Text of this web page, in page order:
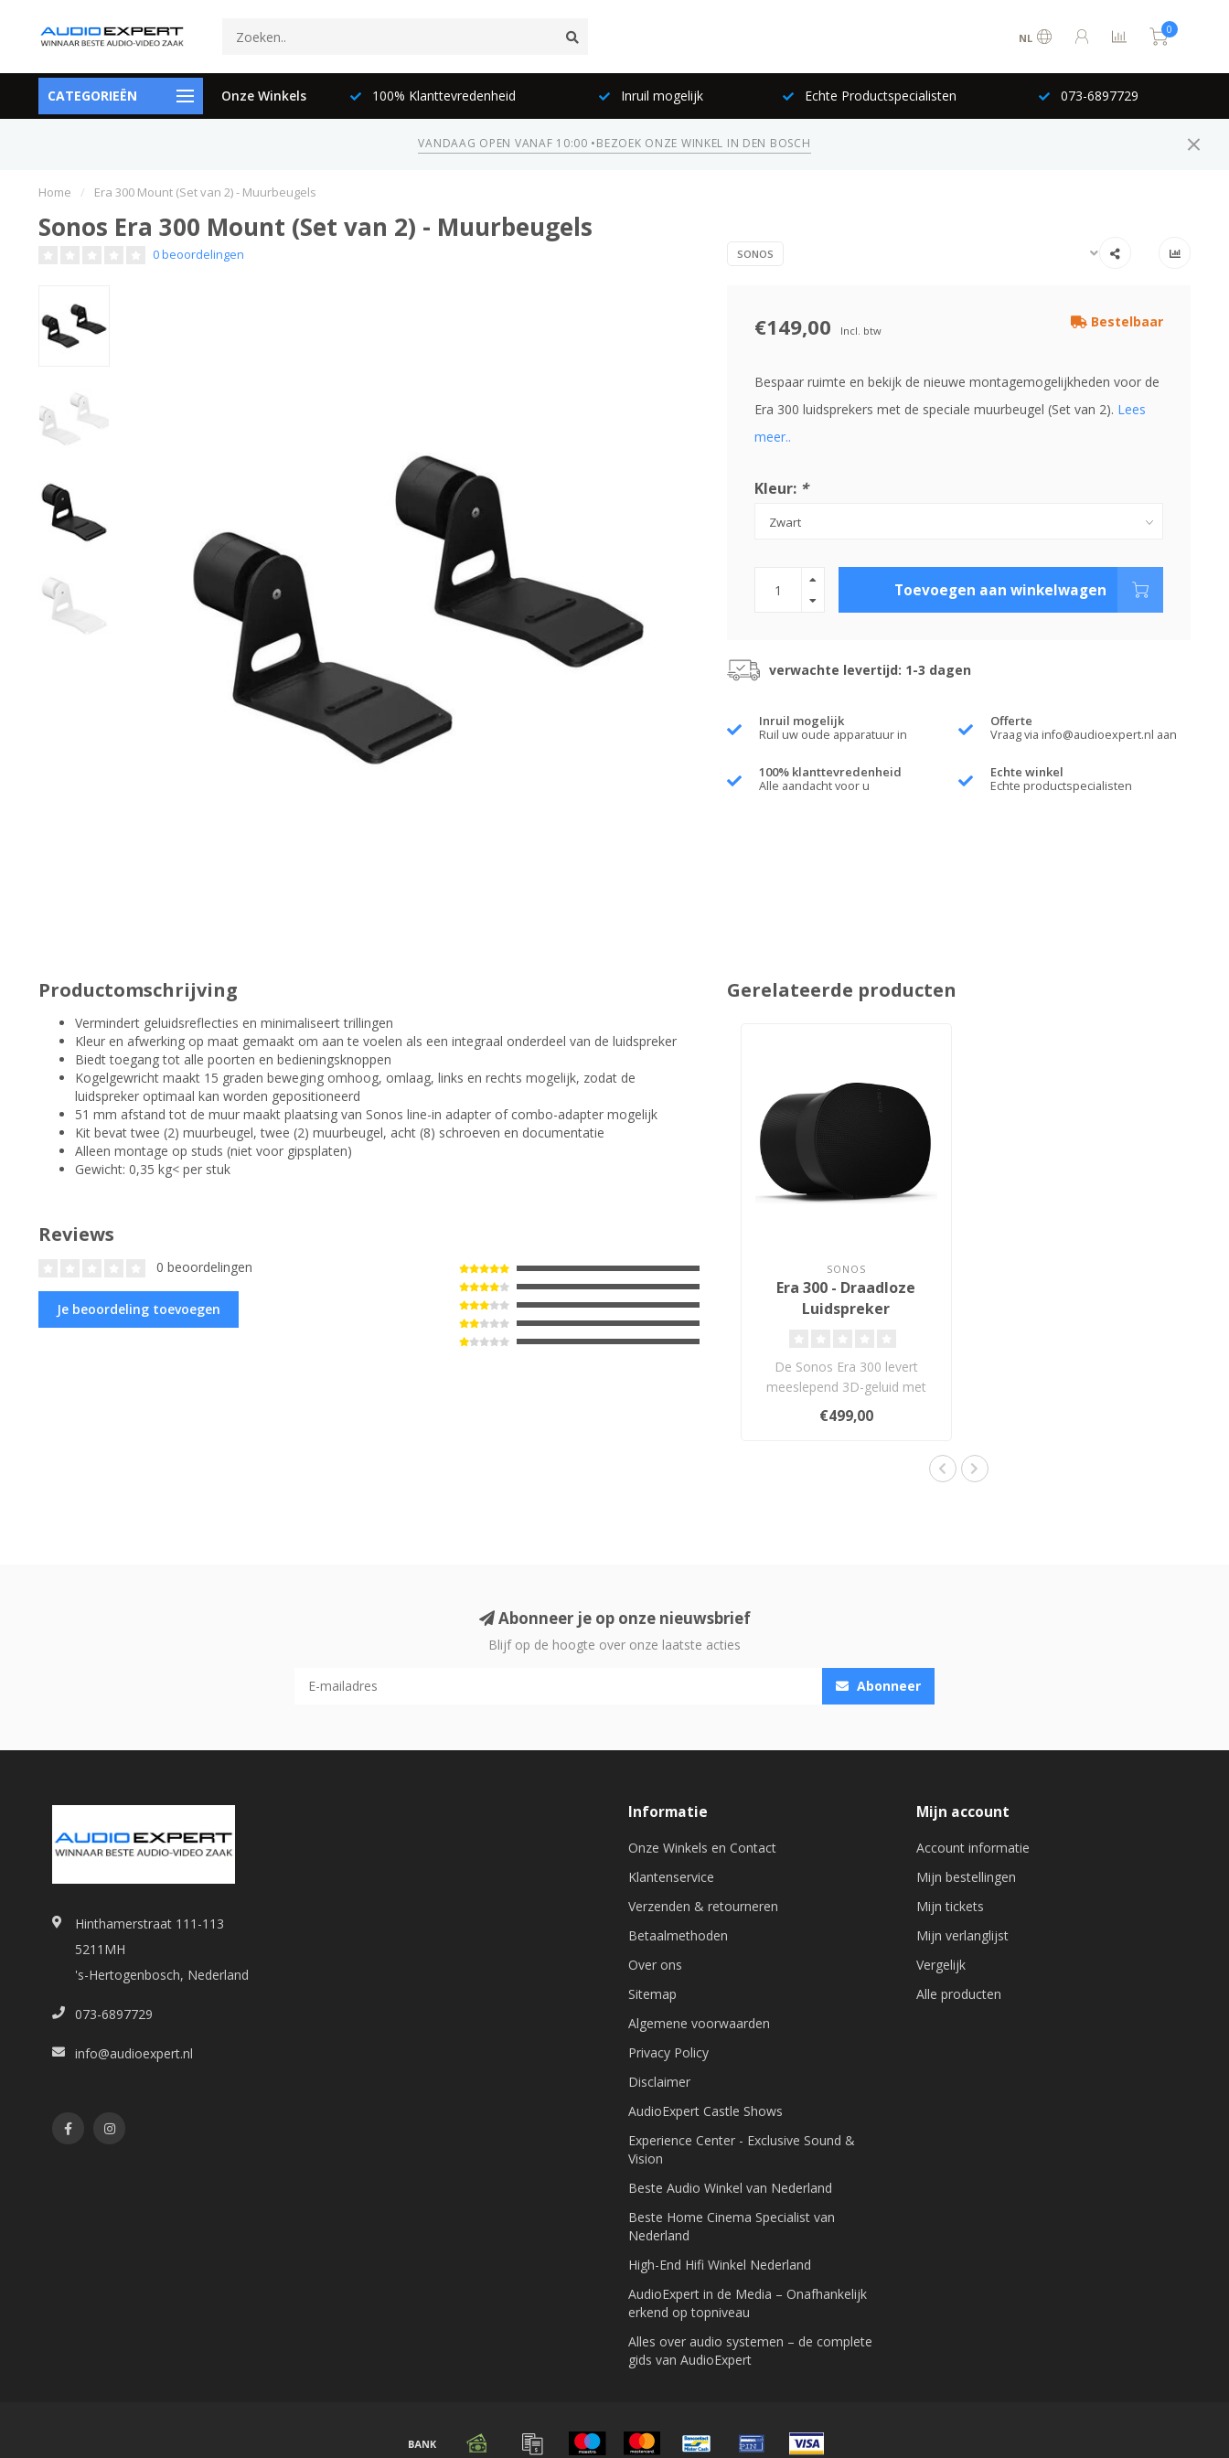
NL
0
CATEGORIEËN Onze Winkels
073-6897729 100% Klanttevredenheid Inruil mogelijk Echte Productspecialisten 073-6897729
VANDAAG OPEN VANAF 10:00 •BEZOEK ONZE WINKEL IN DEN BOSCH
Home / Era 300 Mount (Set van 2) - Muurbeugels
Sonos Era 300 Mount (Set van 2) - Muurbeugels
0 beoordelingen SONOS
€149,00 Incl. btw
Bestelbaar
Bespaar ruimte en bekijk de nieuwe montagemogelijkheden voor de
Era 300 luidsprekers met de speciale muurbeugel (Set van 2). Lees
meer..
Kleur: *
Toevoegen aan winkelwagen
verwachte levertijd: 1-3 dagen
Inruil mogelijk
Ruil uw oude apparatuur in
Offerte
Vraag via info@audioexpert.nl aan
100% klanttevredenheid
Alle aandacht voor u
Echte winkel
Echte productspecialisten
Productomschrijving
Vermindert geluidsreflecties en minimaliseert trillingen
Kleur en afwerking op maat gemaakt om aan te voelen als een integraal onderdeel van de luidspreker
Biedt toegang tot alle poorten en bedieningsknoppen
Kogelgewricht maakt 15 graden beweging omhoog, omlaag, links en rechts mogelijk, zodat de
luidspreker optimaal kan worden gepositioneerd
51 mm afstand tot de muur maakt plaatsing van Sonos line-in adapter of combo-adapter mogelijk
Kit bevat twee (2) muurbeugel, twee (2) muurbeugel, acht (8) schroeven en documentatie
Alleen montage op studs (niet voor gipsplaten)
Gewicht: 0,35 kg< per stuk
Reviews
0 beoordelingen
Je beoordeling toevoegen
Gerelateerde producten
SONOS
Era 300 - Draadloze
Luidspreker
De Sonos Era 300 levert
meeslepend 3D-geluid met
Dolby Atmos, wifi, Bluetooth
en..
€499,00
Abonneer je op onze nieuwsbrief
Blijf op de hoogte over onze laatste acties
Abonneer
Hinthamerstraat 111-113
5211MH
's-Hertogenbosch, Nederland
073-6897729
info@audioexpert.nl
Informatie
Onze Winkels en Contact
Klantenservice
Verzenden & retourneren
Betaalmethoden
Over ons
Sitemap
Algemene voorwaarden
Privacy Policy
Disclaimer
AudioExpert Castle Shows
Experience Center - Exclusive Sound &
Vision
Beste Audio Winkel van Nederland
Beste Home Cinema Specialist van
Nederland
High-End Hifi Winkel Nederland
AudioExpert in de Media – Onafhankelijk
erkend op topniveau
Alles over audio systemen – de complete
gids van AudioExpert
Mijn account
Account informatie
Mijn bestellingen
Mijn tickets
Mijn verlanglijst
Vergelijk
Alle producten